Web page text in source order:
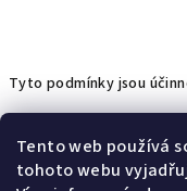
Tento web používá
tohoto webu
Tyto podmínky jsou
Copyright 2026